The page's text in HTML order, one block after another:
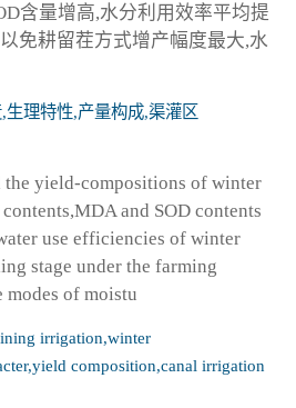
含量增高,水分利用效率平均提
免耕留茬方式增产幅度最大,水
生理特性,产量构成,渠灌区
the yield-compositions of winter
and SOD contents
use efficiencies of winter
stage under the farming
of moistu
irrigation,winter
composition,canal irrigation